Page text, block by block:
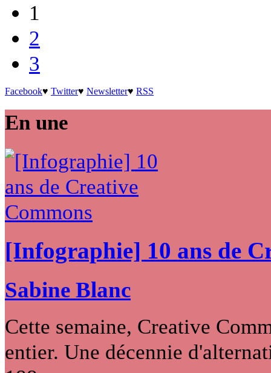
1
2
3
Facebook♥ Twitter♥ Newsletter♥ RSS
En une
[Infographie] 10 ans de
Sabine Blanc
Cette semaine, Creative
entier. Une décennie